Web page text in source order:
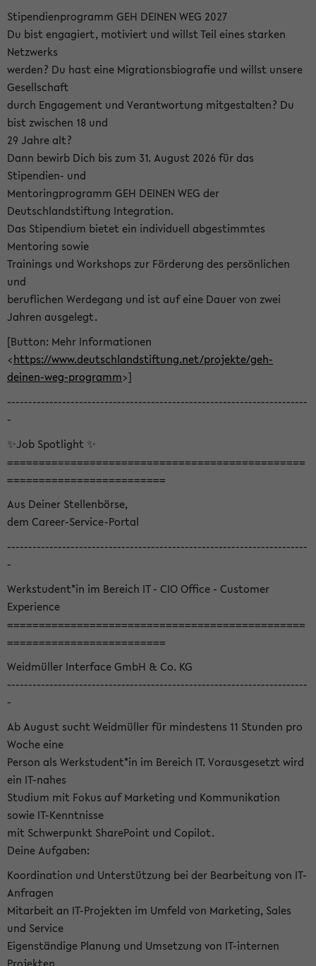
Stipendienprogramm GEH DEINEN WEG 2027
Du bist engagiert, motiviert und willst Teil eines starken
Netzwerks
werden? Du hast eine Migrationsbiografie und willst unsere
Gesellschaft
durch Engagement und Verantwortung mitgestalten? Du
bist zwischen 18 und
29 Jahre alt?
Dann bewirb Dich bis zum 31. August 2026 für das
Stipendien- und
Mentoringprogramm GEH DEINEN WEG der
Deutschlandstiftung Integration.
Das Stipendium bietet ein individuell abgestimmtes
Mentoring sowie
Trainings und Workshops zur Förderung des persönlichen
und
beruflichen Werdegang und ist auf eine Dauer von zwei
Jahren ausgelegt.
[Button: Mehr Informationen
<https://www.deutschlandstiftung.net/projekte/geh-
deinen-weg-programm>]
-----------------------------------------------------------------------
-
✨Job Spotlight ✨
===============================================
=========================
Aus Deiner Stellenbörse,
dem Career-Service-Portal
-----------------------------------------------------------------------
-
Werkstudent*in im Bereich IT - CIO Office - Customer
Experience
===============================================
=========================
Weidmüller Interface GmbH & Co. KG
-----------------------------------------------------------------------
-
Ab August sucht Weidmüller für mindestens 11 Stunden pro
Woche eine
Person als Werkstudent*in im Bereich IT. Vorausgesetzt wird
ein IT-nahes
Studium mit Fokus auf Marketing und Kommunikation
sowie IT-Kenntnisse
mit Schwerpunkt SharePoint und Copilot.
Deine Aufgaben:
Koordination und Unterstützung bei der Bearbeitung von IT-
Anfragen
Mitarbeit an IT-Projekten im Umfeld von Marketing, Sales
und Service
Eigenständige Planung und Umsetzung von IT-internen